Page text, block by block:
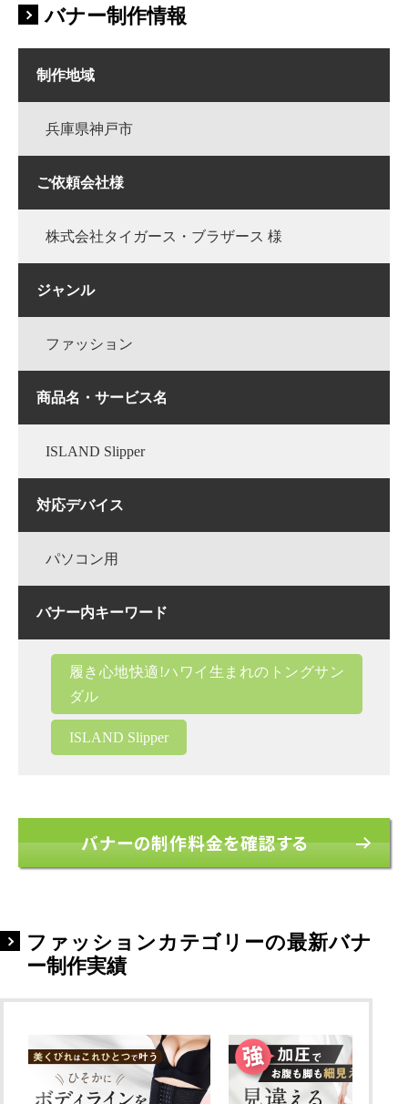
バナー制作情報
制作地域
兵庫県神戸市
ご依頼会社様
株式会社タイガース・ブラザース 様
ジャンル
ファッション
商品名・サービス名
ISLAND Slipper
対応デバイス
パソコン用
バナー内キーワード
履き心地快適!ハワイ生まれのトングサン
ダル
ISLAND Slipper
バナーの制作料金を確認する
ファッションカテゴリーの最新バナ
ー制作実績